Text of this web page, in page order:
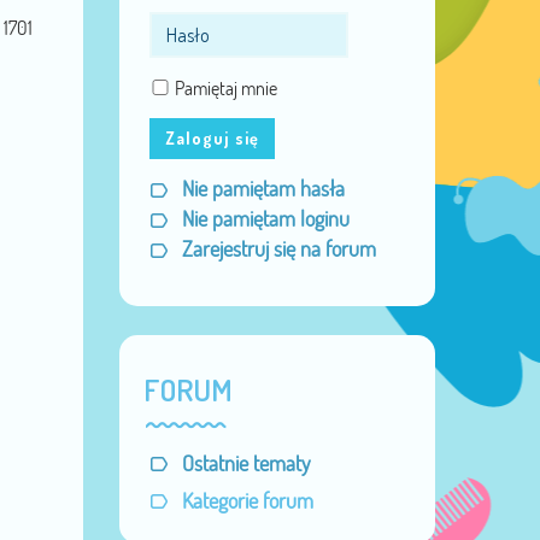
1701
Pamiętaj mnie
Zaloguj się
Nie pamiętam hasła
Nie pamiętam loginu
Zarejestruj się na forum
FORUM
Ostatnie tematy
Kategorie forum